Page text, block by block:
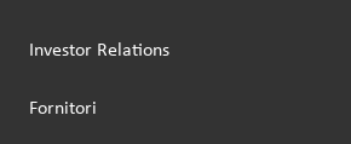
Investor Relations
Fornitori